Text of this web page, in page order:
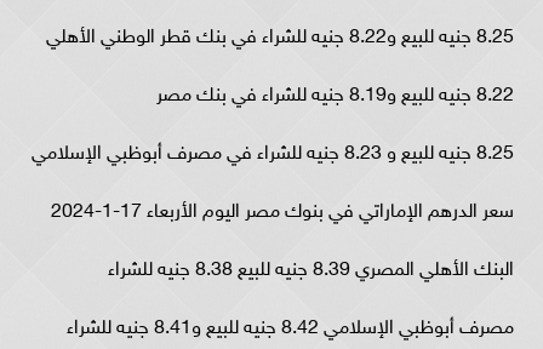
8.25 جنيه للبيع و8.22 جنيه للشراء في بنك قطر الوطني الأهلي
8.22 جنيه للبيع و8.19 جنيه للشراء في بنك مصر
8.25 جنيه للبيع و 8.23 جنيه للشراء في مصرف أبوظبي الإسلامي
سعر الدرهم الإماراتي في بنوك مصر اليوم الأربعاء 17-1-2024
البنك الأهلي المصري 8.39 جنيه للبيع 8.38 جنيه للشراء
مصرف أبوظبي الإسلامي 8.42 جنيه للبيع و8.41 جنيه للشراء